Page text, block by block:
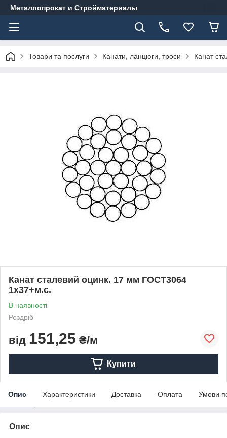
Металлопрокат и Стройматериалы
Товари та послуги Канати, ланцюги, троси Канат
Канат сталевий оцинк. 17 мм ГОСТ3064
1x37+м.с.
В наявності
Роздріб
від 151,25 ₴/м
Купити
Опис Характеристики Доставка Оплата Умови
Опис